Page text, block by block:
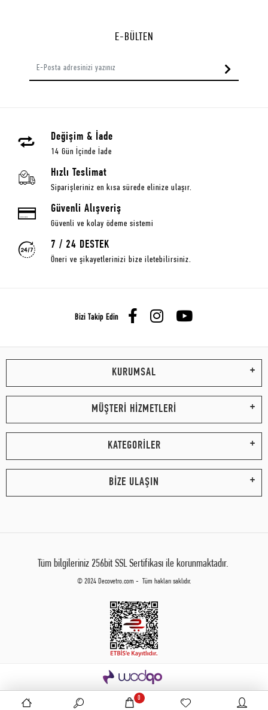
E-BÜLTEN
Değişim & İade
14 Gün İçinde İade
Hızlı Teslimat
Siparişleriniz en kısa sürede elinize ulaşır.
Güvenli Alışveriş
Güvenli ve kolay ödeme sistemi
7 / 24 DESTEK
Öneri ve şikayetlerinizi bize iletebilirsiniz.
Bizi Takip Edin
KURUMSAL
MÜŞTERİ HİZMETLERİ
KATEGORİLER
BİZE ULAŞIN
Tüm bilgileriniz 256bit SSL Sertifikası ile korunmaktadır.
© 2024 Decovetro.com - Tüm hakları saklıdır.
0